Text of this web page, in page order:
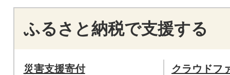
ふるさと納税で支援する
災害支援寄付 クラウドフ